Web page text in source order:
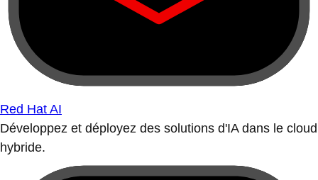
Red Hat AI
Développez et déployez des solutions d'IA dans le cloud
hybride.